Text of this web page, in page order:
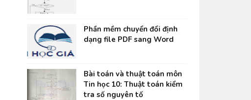
Phần mềm chuyển đổi định
dạng file PDF sang Word
Bài toán và thuật toán môn
Tin học 10: Thuật toán kiểm
tra số nguyên tố